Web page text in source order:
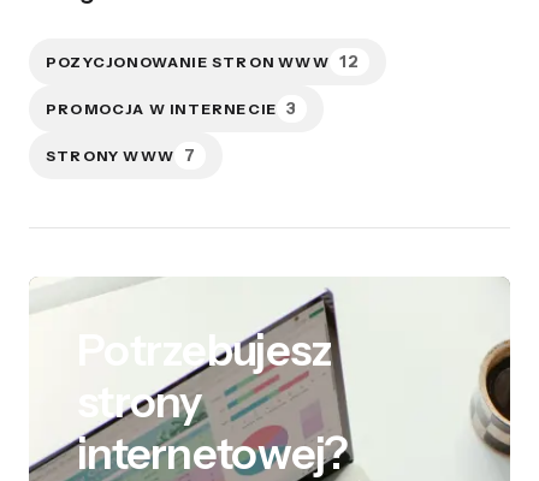
POZYCJONOWANIE STRON WWW 12
PROMOCJA W INTERNECIE 3
STRONY WWW 7
Potrzebujesz
strony
internetowej?